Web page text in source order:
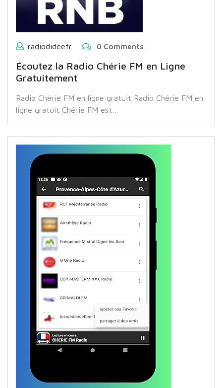
radiodideefr 0 Comments
Écoutez la Radio Chérie FM en Ligne
Gratuitement
Radio Chérie FM en ligne gratuit Radio Chérie FM en
ligne gratuit Chérie FM est…